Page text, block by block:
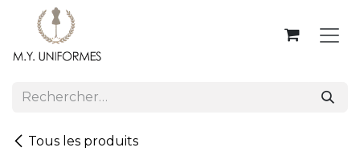
Se rendre au contenu
Tous les produits